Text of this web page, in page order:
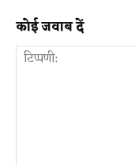
कोई जवाब दें